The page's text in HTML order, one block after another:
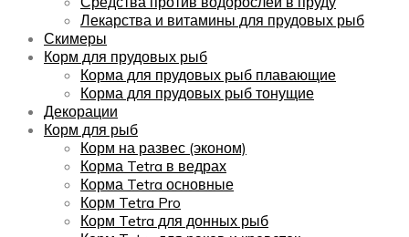
Лекарства и витамины для прудовых рыб
Скимеры
Корм для прудовых рыб
Корма для прудовых рыб плавающие
Корма для прудовых рыб тонущие
Декорации
Корм для рыб
Корм на развес (эконом)
Корма Tetra в ведрах
Корма Tetra основные
Корм Tetra Pro
Корм Tetra для донных рыб